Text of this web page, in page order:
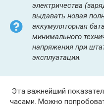
электричества
выдавать новая
аккумуляторная
минимального
напряжения при
эксплуатации.
Эта важнейший
часами. Можно